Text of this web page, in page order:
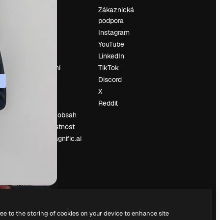
vyhledávání
Prodávejte obsah
Tisková místnost
Hledáte magnific.ai
Zákaznická
podpora
Instagram
YouTube
LinkedIn
TikTok
Discord
X
Reddit
to the storing of cookies on your device to enhance site